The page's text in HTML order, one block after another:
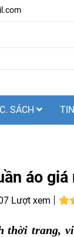
C. SÁCH
áo
Lượt xem
thời trang,